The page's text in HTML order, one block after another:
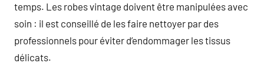
temps. Les robes vintage doivent être manipulées avec
soin : il est conseillé de les faire nettoyer par des
professionnels pour éviter d’endommager les tissus
délicats.